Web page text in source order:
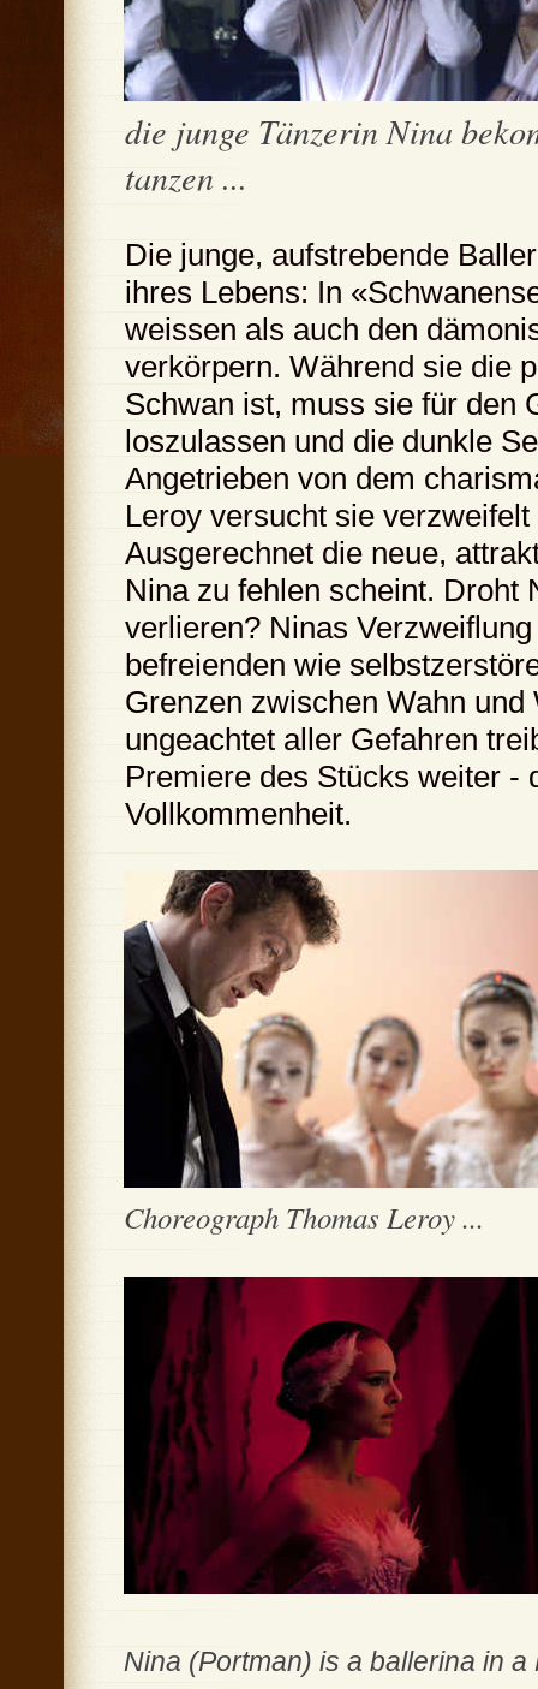
die junge Tänzerin Nina
tanzen ...
Die junge, aufstrebende
ihres Lebens: In
weissen als auch den
verkörpern. Während sie die
Schwan ist, muss sie für den
loszulassen und die dunkle
Angetrieben von dem
Leroy versucht sie
Ausgerechnet die neue,
Nina zu fehlen scheint. Droht
verlieren? Ninas
befreienden wie
Grenzen zwischen Wahn
ungeachtet aller Gefahren
Premiere des Stücks weiter -
Vollkommenheit.
Choreograph Thomas Leroy ...
Nina (Portman) is a ballerina in